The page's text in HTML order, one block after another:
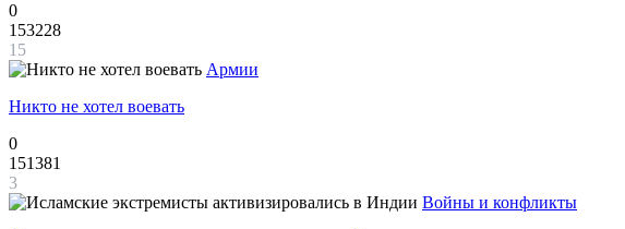
0
153228
15
Армии
Никто не хотел воевать
0
151381
3
Войны и конфликты